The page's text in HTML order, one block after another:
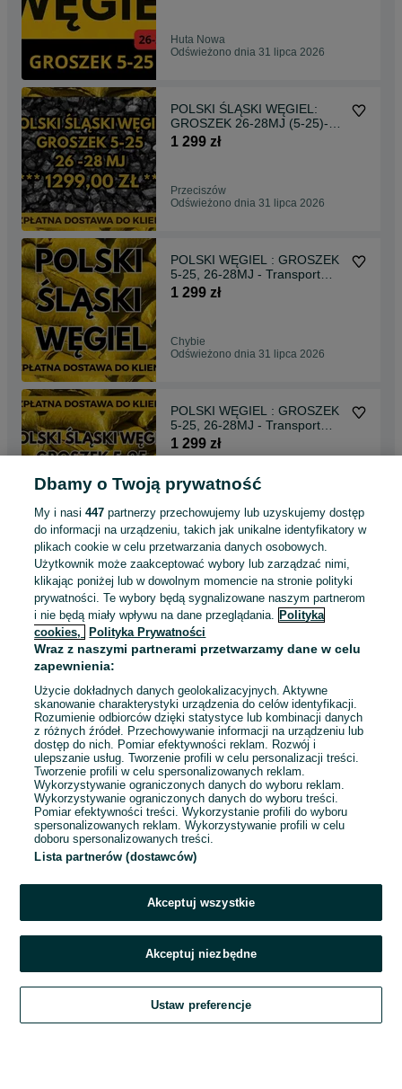
Huta Nowa
Odświeżono dnia 31 lipca 2026
POLSKI ŚLĄSKI WĘGIEL:
GROSZEK 26-28MJ (5-25)-
Bezpłatny Transport !
1 299 zł
Przeciszów
Odświeżono dnia 31 lipca 2026
POLSKI WĘGIEL : GROSZEK
5-25, 26-28MJ - Transport
Gratis !!!
1 299 zł
Chybie
Odświeżono dnia 31 lipca 2026
POLSKI WĘGIEL : GROSZEK
5-25, 26-28MJ - Transport
Gratis !
1 299 zł
Miechów
Odświeżono dnia 31 lipca 2026
POLSKI GROSZEK:WĘGIEL
5-25, 26-28MJ-Bezpłatna
Dostawa !
1 299 zł
Jedlińsk
Odświeżono dnia 31 lipca 2026
1 ... 18 ... 54
Zadzwoń / SMS
Szukaj Obserwujesz Dodaj Czat Konto
Dbamy o Twoją prywatność
My i nasi447 partnerzy przechowujemy lub uzyskujemy dostęp
do informacji na urządzeniu, takich jak unikalne identyfikatory w
plikach cookie w celu przetwarzania danych osobowych.
Użytkownik może zaakceptować wybory lub zarządzać nimi,
klikając poniżej lub w dowolnym momencie na stronie polityki
prywatności. Te wybory będą sygnalizowane naszym partnerom
i nie będą miały wpływu na dane przeglądania. Polityka
cookies,
Polityka Prywatności
Wraz z naszymi partnerami przetwarzamy dane w celu
zapewnienia:
Użycie dokładnych danych geolokalizacyjnych. Aktywne
skanowanie charakterystyki urządzenia do celów identyfikacji.
Rozumienie odbiorców dzięki statystyce lub kombinacji danych
z różnych źródeł. Przechowywanie informacji na urządzeniu lub
dostęp do nich. Pomiar efektywności reklam. Rozwój i
ulepszanie usług. Tworzenie profili w celu personalizacji treści.
Tworzenie profili w celu spersonalizowanych reklam.
Wykorzystywanie ograniczonych danych do wyboru reklam.
Wykorzystywanie ograniczonych danych do wyboru treści.
Pomiar efektywności treści. Wykorzystanie profili do wyboru
spersonalizowanych reklam. Wykorzystywanie profili w celu
doboru spersonalizowanych treści.
Lista partnerów (dostawców)
Akceptuj wszystkie
Akceptuj niezbędne
Ustaw preferencje